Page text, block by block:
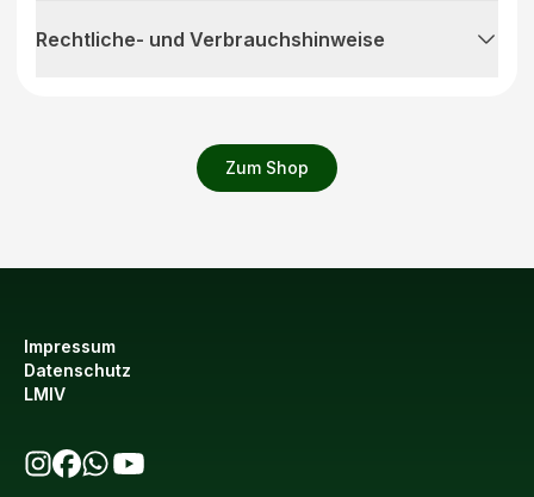
Zum Shop
Rechtliche- und Verbrauchshinweise
Impressum
Datenschutz
LMIV